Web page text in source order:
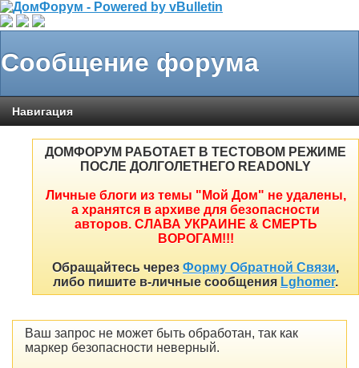
Сообщение форума
Навигация
ДОМФОРУМ РАБОТАЕТ В ТЕСТОВОМ РЕЖИМЕ
ПОСЛЕ ДОЛГОЛЕТНЕГО READONLY
Личные блоги из темы "Мой Дом" не удалены,
а хранятся в архиве для безопасности
авторов. СЛАВА УКРАИНЕ & СМЕРТЬ
ВОРОГАМ!!!
Обращайтесь через Форму Обратной Связи,
либо пишите в-личные сообщения Lghomer.
Ваш запрос не может быть обработан, так как
маркер безопасности неверный.